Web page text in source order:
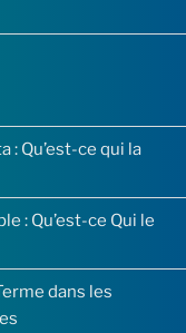
: Qu’est-ce qui la
: Qu’est-ce Qui le
dans les